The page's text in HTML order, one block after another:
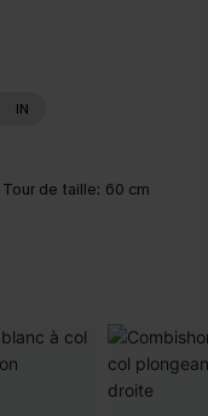
IN
Tour de taille: 60 cm